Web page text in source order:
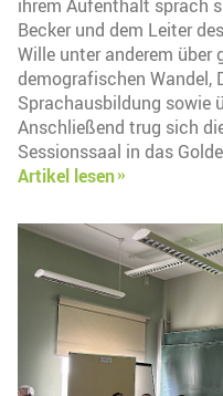
ihrem Aufenthalt sprach
Becker und dem Leiter
Wille unter anderem über
demografischen Wandel,
Sprachausbildung sowie
Anschließend trug sich
Sessionssaal in das
Artikel lesen